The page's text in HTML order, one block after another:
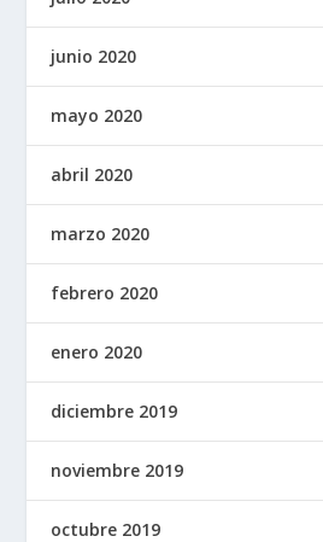
junio 2020
mayo 2020
abril 2020
marzo 2020
febrero 2020
enero 2020
diciembre 2019
noviembre 2019
octubre 2019